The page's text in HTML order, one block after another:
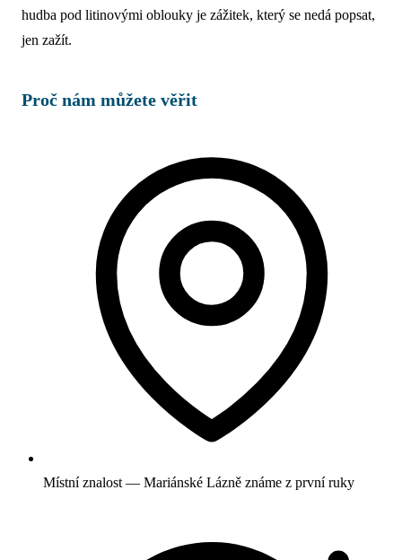
hudba pod litinovými oblouky je zážitek, který se nedá popsat,
jen zažít.
Proč nám můžete věřit
Místní znalost — Mariánské Lázně známe z první ruky